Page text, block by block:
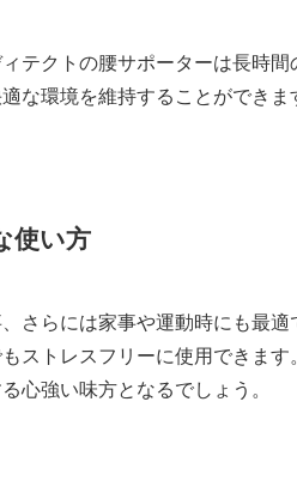
テクトの腰サポーターは長時
な環境を維持することができま
使い方
さらには家事や運動時にも最
ストレスフリーに使用できま
心強い味方となるでしょう。